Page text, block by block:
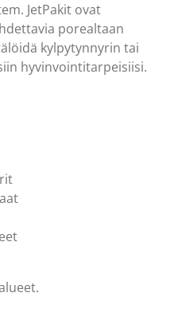
JetPakit ovat
porealtaan
kylpytynnyrin tai
hyvinvointitarpeisiisi.